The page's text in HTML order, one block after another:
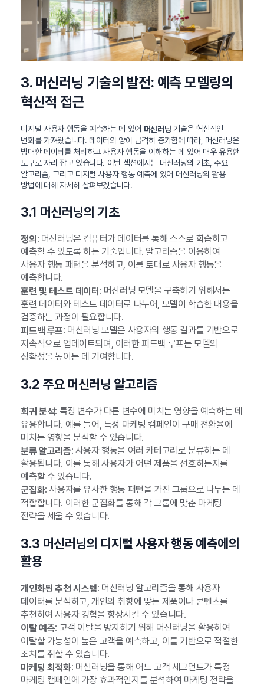
3. 머신러닝 기술의 발전: 예측 모델링의
혁신적 접근
디지털 사용자 행동을 예측하는 데 있어 머신러닝 기술은 혁신적인
변화를 가져왔습니다. 데이터의 양이 급격히 증가함에 따라, 머신러닝은
방대한 데이터를 처리하고 사용자 행동을 이해하는 데 있어 매우 유용한
도구로 자리 잡고 있습니다. 이번 섹션에서는 머신러닝의 기초, 주요
알고리즘, 그리고 디지털 사용자 행동 예측에 있어 머신러닝의 활용
방법에 대해 자세히 살펴보겠습니다.
3.1 머신러닝의 기초
정의 : 머신러닝은 컴퓨터가 데이터를 통해 스스로 학습하고
예측할 수 있도록 하는 기술입니다. 알고리즘을 이용하여
사용자 행동 패턴을 분석하고, 이를 토대로 사용자 행동을
예측합니다.
훈련 및 테스트 데이터 : 머신러닝 모델을 구축하기 위해서는
훈련 데이터와 테스트 데이터로 나누어, 모델이 학습한 내용을
검증하는 과정이 필요합니다.
피드백 루프: 머신러닝 모델은 사용자의 행동 결과를 기반으로
지속적으로 업데이트되며, 이러한 피드백 루프는 모델의
정확성을 높이는 데 기여합니다.
3.2 주요 머신러닝 알고리즘
회귀 분석: 특정 변수가 다른 변수에 미치는 영향을 예측하는 데
유용합니다. 예를 들어, 특정 마케팅 캠페인이 구매 전환율에
미치는 영향을 분석할 수 있습니다.
분류 알고리즘: 사용자 행동을 여러 카테고리로 분류하는 데
활용됩니다. 이를 통해 사용자가 어떤 제품을 선호하는지를
예측할 수 있습니다.
군집화: 사용자를 유사한 행동 패턴을 가진 그룹으로 나누는 데
적합합니다. 이러한 군집화를 통해 각 그룹에 맞춘 마케팅
전략을 세울 수 있습니다.
3.3 머신러닝의 디지털 사용자 행동 예측에의
활용
개인화된 추천 시스템: 머신러닝 알고리즘을 통해 사용자
데이터를 분석하고, 개인의 취향에 맞는 제품이나 콘텐츠를
추천하여 사용자 경험을 향상시킬 수 있습니다.
이탈 예측: 고객 이탈을 방지하기 위해 머신러닝을 활용하여
이탈할 가능성이 높은 고객을 예측하고, 이를 기반으로 적절한
조치를 취할 수 있습니다.
마케팅 최적화: 머신러닝을 통해 어느 고객 세그먼트가 특정
마케팅 캠페인에 가장 효과적인지를 분석하여 마케팅 전략을